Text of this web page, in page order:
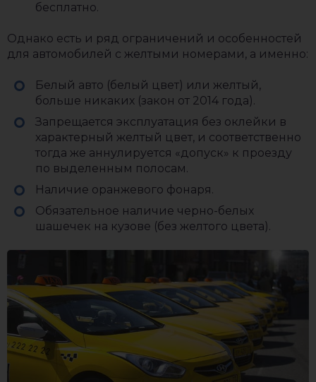
бесплатно.
Однако есть и ряд ограничений и особенностей
для автомобилей с желтыми номерами, а именно:
Белый авто (белый цвет) или желтый,
больше никаких (закон от 2014 года).
Запрещается эксплуатация без оклейки в
характерный желтый цвет, и соответственно
тогда же аннулируется «допуск» к проезду
по выделенным полосам.
Наличие оранжевого фонаря.
Обязательное наличие черно-белых
шашечек на кузове (без желтого цвета).